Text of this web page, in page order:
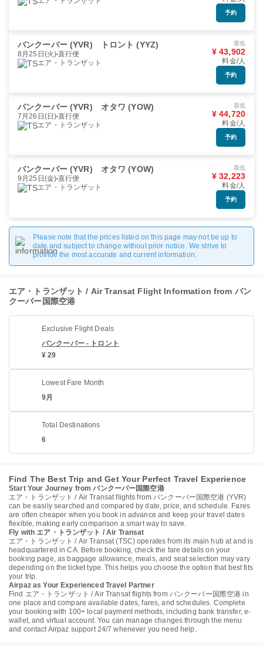
予約
バンクーバー (YVR) トロント (YYZ)
8月25日(火) 直行便
エア・トランザット
最低
¥ 43,902
料金/人
予約
バンクーバー (YVR) オタワ (YOW)
7月26日(日) 直行便
エア・トランザット
最低
¥ 44,720
料金/人
予約
バンクーバー (YVR) オタワ (YOW)
9月25日(金) 直行便
エア・トランザット
最低
¥ 32,223
料金/人
予約
Please note that the prices listed on this page may not be up to
date and subject to change without prior notice. We strive to
provide the most accurate and current information.
エア・トランザット / Air Transat Flight Information from バン
クーバー国際空港
Exclusive Flight Deals
バンクーバー - トロント
¥ 29
Lowest Fare Month
9月
Total Destinations
6
Find The Best Trip and Get Your Perfect Travel Experience
Start Your Journey from バンクーバー国際空港
エア・トランザット / Air Transat flights from バンクーバー国際空港 (YVR)
can be easily searched and compared by date, price, and schedule. Fares
are often cheaper when you book in advance and keep your travel dates
flexible, making early comparison a smart way to save.
Fly with エア・トランザット / Air Transat
エア・トランザット / Air Transat (TSC) operates from its main hub at and is
headquartered in CA. Before booking, check the fare details on your
booking page, as baggage allowance, meals, and seat selection may vary
depending on the ticket type. This helps you choose the option that best fits
your trip.
Airpaz as Your Experienced Travel Partner
Find エア・トランザット / Air Transat flights from バンクーバー国際空港 in
one place and compare available dates, fares, and schedules. Complete
your booking with 100+ local payment methods, including bank transfer, e-
wallet, and virtual account. You can manage changes through the menu
and contact Airpaz support 24/7 whenever you need help.